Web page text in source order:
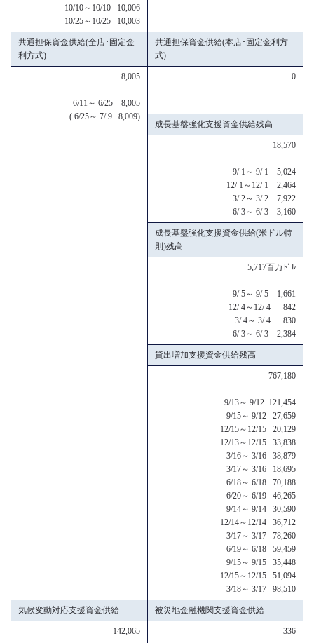
10/10～10/10 10,006
10/25～10/25 10,003
共通担保資金供給(全店･固定金
利方式)
共通担保資金供給(本店･固定金利方
式)
8,005
6/11～ 6/25 8,005
( 6/25～ 7/ 9 8,009)
0
成長基盤強化支援資金供給残高
18,570
9/ 1～ 9/ 1 5,024
12/ 1～12/ 1 2,464
3/ 2～ 3/ 2 7,922
6/ 3～ 6/ 3 3,160
成長基盤強化支援資金供給(米ドル特
則)残高
5,717百万ﾄﾞﾙ
9/ 5～ 9/ 5 1,661
12/ 4～12/ 4 842
3/ 4～ 3/ 4 830
6/ 3～ 6/ 3 2,384
貸出増加支援資金供給残高
767,180
9/13～ 9/12 121,454
9/15～ 9/12 27,659
12/15～12/15 20,129
12/13～12/15 33,838
3/16～ 3/16 38,879
3/17～ 3/16 18,695
6/18～ 6/18 70,188
6/20～ 6/19 46,265
9/14～ 9/14 30,590
12/14～12/14 36,712
3/17～ 3/17 78,260
6/19～ 6/18 59,459
9/15～ 9/15 35,448
12/15～12/15 51,094
3/18～ 3/17 98,510
気候変動対応支援資金供給 被災地金融機関支援資金供給
142,065 336